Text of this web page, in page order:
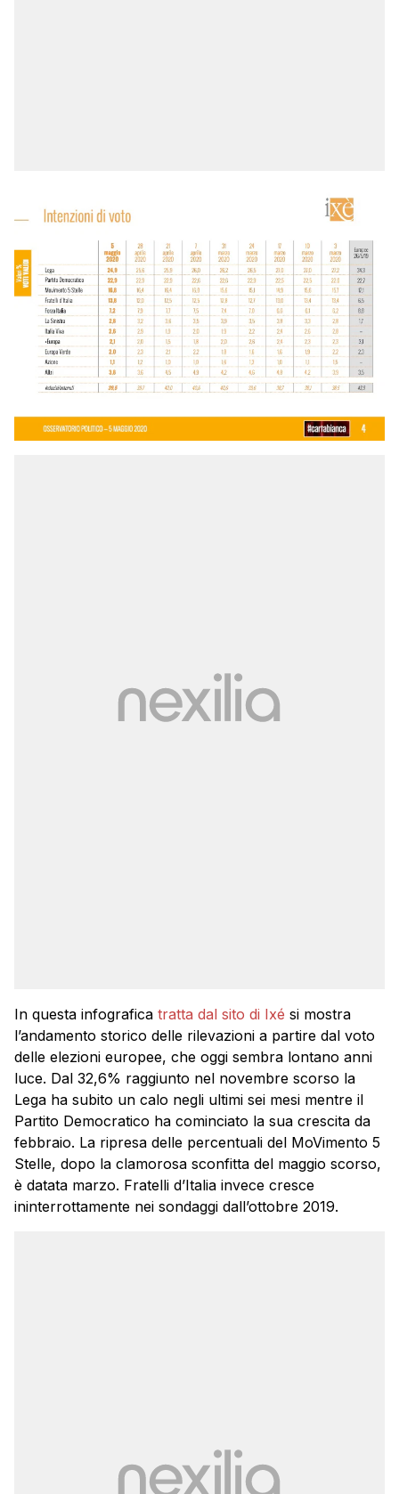
In questa infografica tratta dal sito di Ixé si mostra
l’andamento storico delle rilevazioni a partire dal voto
delle elezioni europee, che oggi sembra lontano anni
luce. Dal 32,6% raggiunto nel novembre scorso la
Lega ha subito un calo negli ultimi sei mesi mentre il
Partito Democratico ha cominciato la sua crescita da
febbraio. La ripresa delle percentuali del MoVimento 5
Stelle, dopo la clamorosa sconfitta del maggio scorso,
è datata marzo. Fratelli d’Italia invece cresce
ininterrottamente nei sondaggi dall’ottobre 2019.